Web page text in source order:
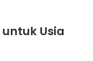
Usia